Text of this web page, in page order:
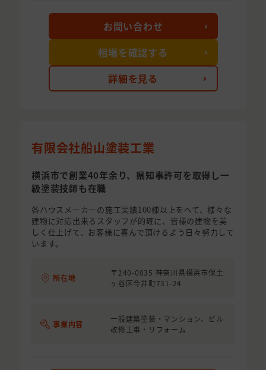
詳細を見る
お問い合わせ
相場を確認する
有限会社船山塗装工業
横浜市で創業40年余り、県知事許可を取得し一
級塗装技師も在職
各ハウスメーカーの施工実績100棟以上をへて、様々な
建物に対応出来るスタッフが的確に、皆様の建物を美
しく仕上げて、お客様に喜んで頂けるよう日々努力して
います。
所在地
〒240-0035 神奈川県横浜市保土
ヶ谷区今井町731-24
事業内容
一般建築塗装・マンション、ビル
改修工事・リフォーム